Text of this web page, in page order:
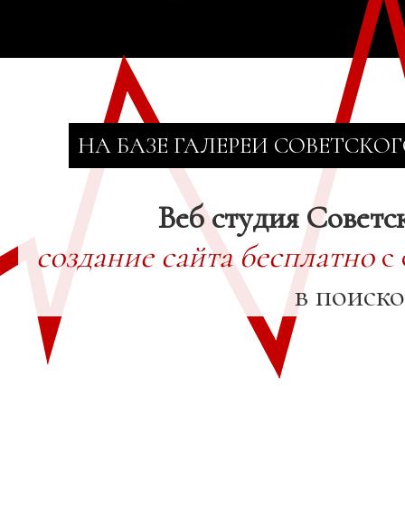
НА БАЗЕ ГАЛЕРЕИ
Веб студия
создание сайта бесплатнос
в